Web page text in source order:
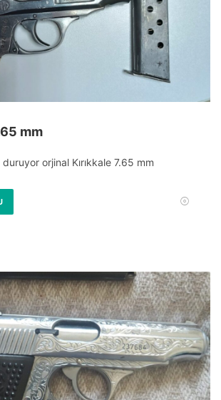
mm
duruyor orjinal Kırıkkale 7.65 mm